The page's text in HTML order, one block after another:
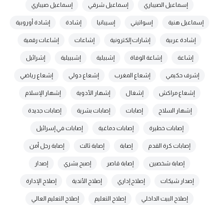
إسماعيل الصيباري إسماعيل شرقي إسماعيل صيباري
إسماعيل هنية إسواتيني إسيبانيا إشادة إشادة أوروبية
إشادة عربية إشارات إلكترونية إشاعات إشاعات رقمية
إشاعة إشاعة الوفاة إشبيلية إشبييلية إشرائيل
إشرف حكيمي إشعاع المغرب إشعاع دولي إشعاع رياضي
إشعاع مراكش إشغال إشهار الأدوية إشهار الإسلام
إشهار السلاح إصابات إصابات بشرية إصابات جديدة
إصابات خطيرة إصابات دماغية إصابات في إسرائيل
إصابات كرة القدم إصابة إصابة ثالث إصابة رجل أمن
إصابة شخصين إصابة قاصر إصبح بشري إصدار
إصدار شيكات إصلاح إداري إصلاح الأندية إصلاح الإدارة
إصلاح البيت الداخلي إصلاح التعليم إصلاح التعليم العالي